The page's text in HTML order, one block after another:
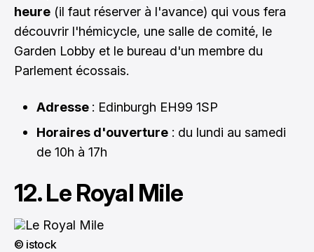
heure (il faut réserver à l'avance) qui vous fera
découvrir l'hémicycle, une salle de comité, le
Garden Lobby et le bureau d'un membre du
Parlement écossais.
Adresse : Edinburgh EH99 1SP
Horaires d'ouverture : du lundi au samedi
de 10h à 17h
12. Le Royal Mile
© istock